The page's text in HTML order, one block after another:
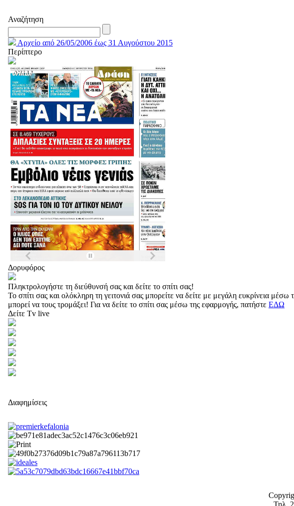
Αναζήτηση
Αρχείο από 26/05/2006 έως 31 Αυγούστου 2015
Περίπτερο
Δορυφόρος
Πληκτρολογήστε τη διεύθυνσή σας και δείτε το σπίτι σας!
Το σπίτι σας και ολόκληρη τη γειτονιά σας μπορείτε να δείτε με μεγάλη ευκρίνεια
μπορεί να τους τρομάξει! Για να δείτε το σπίτι σας μέσω της εφαρμογής, πατήστε ΕΔΩ
Δείτε Tv live
Διαφημίσεις
Τηλ.